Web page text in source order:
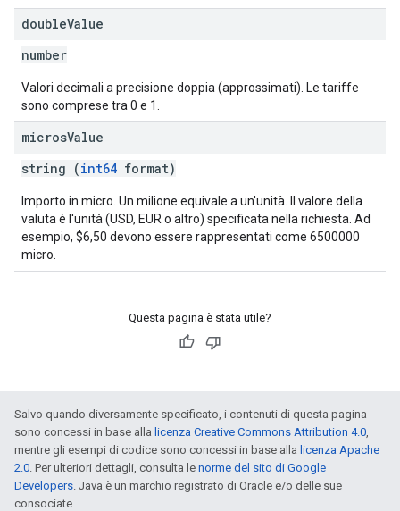
doubleValue
number
Valori decimali a precisione doppia (approssimati). Le tariffe
sono comprese tra 0 e 1.
microsValue
string (int64 format)
Importo in micro. Un milione equivale a un'unità. Il valore della
valuta è l'unità (USD, EUR o altro) specificata nella richiesta. Ad
esempio, $6,50 devono essere rappresentati come 6500000
micro.
Questa pagina è stata utile?
Salvo quando diversamente specificato, i contenuti di questa pagina
sono concessi in base alla licenza Creative Commons Attribution 4.0,
mentre gli esempi di codice sono concessi in base alla licenza Apache
2.0. Per ulteriori dettagli, consulta le norme del sito di Google
Developers. Java è un marchio registrato di Oracle e/o delle sue
consociate.